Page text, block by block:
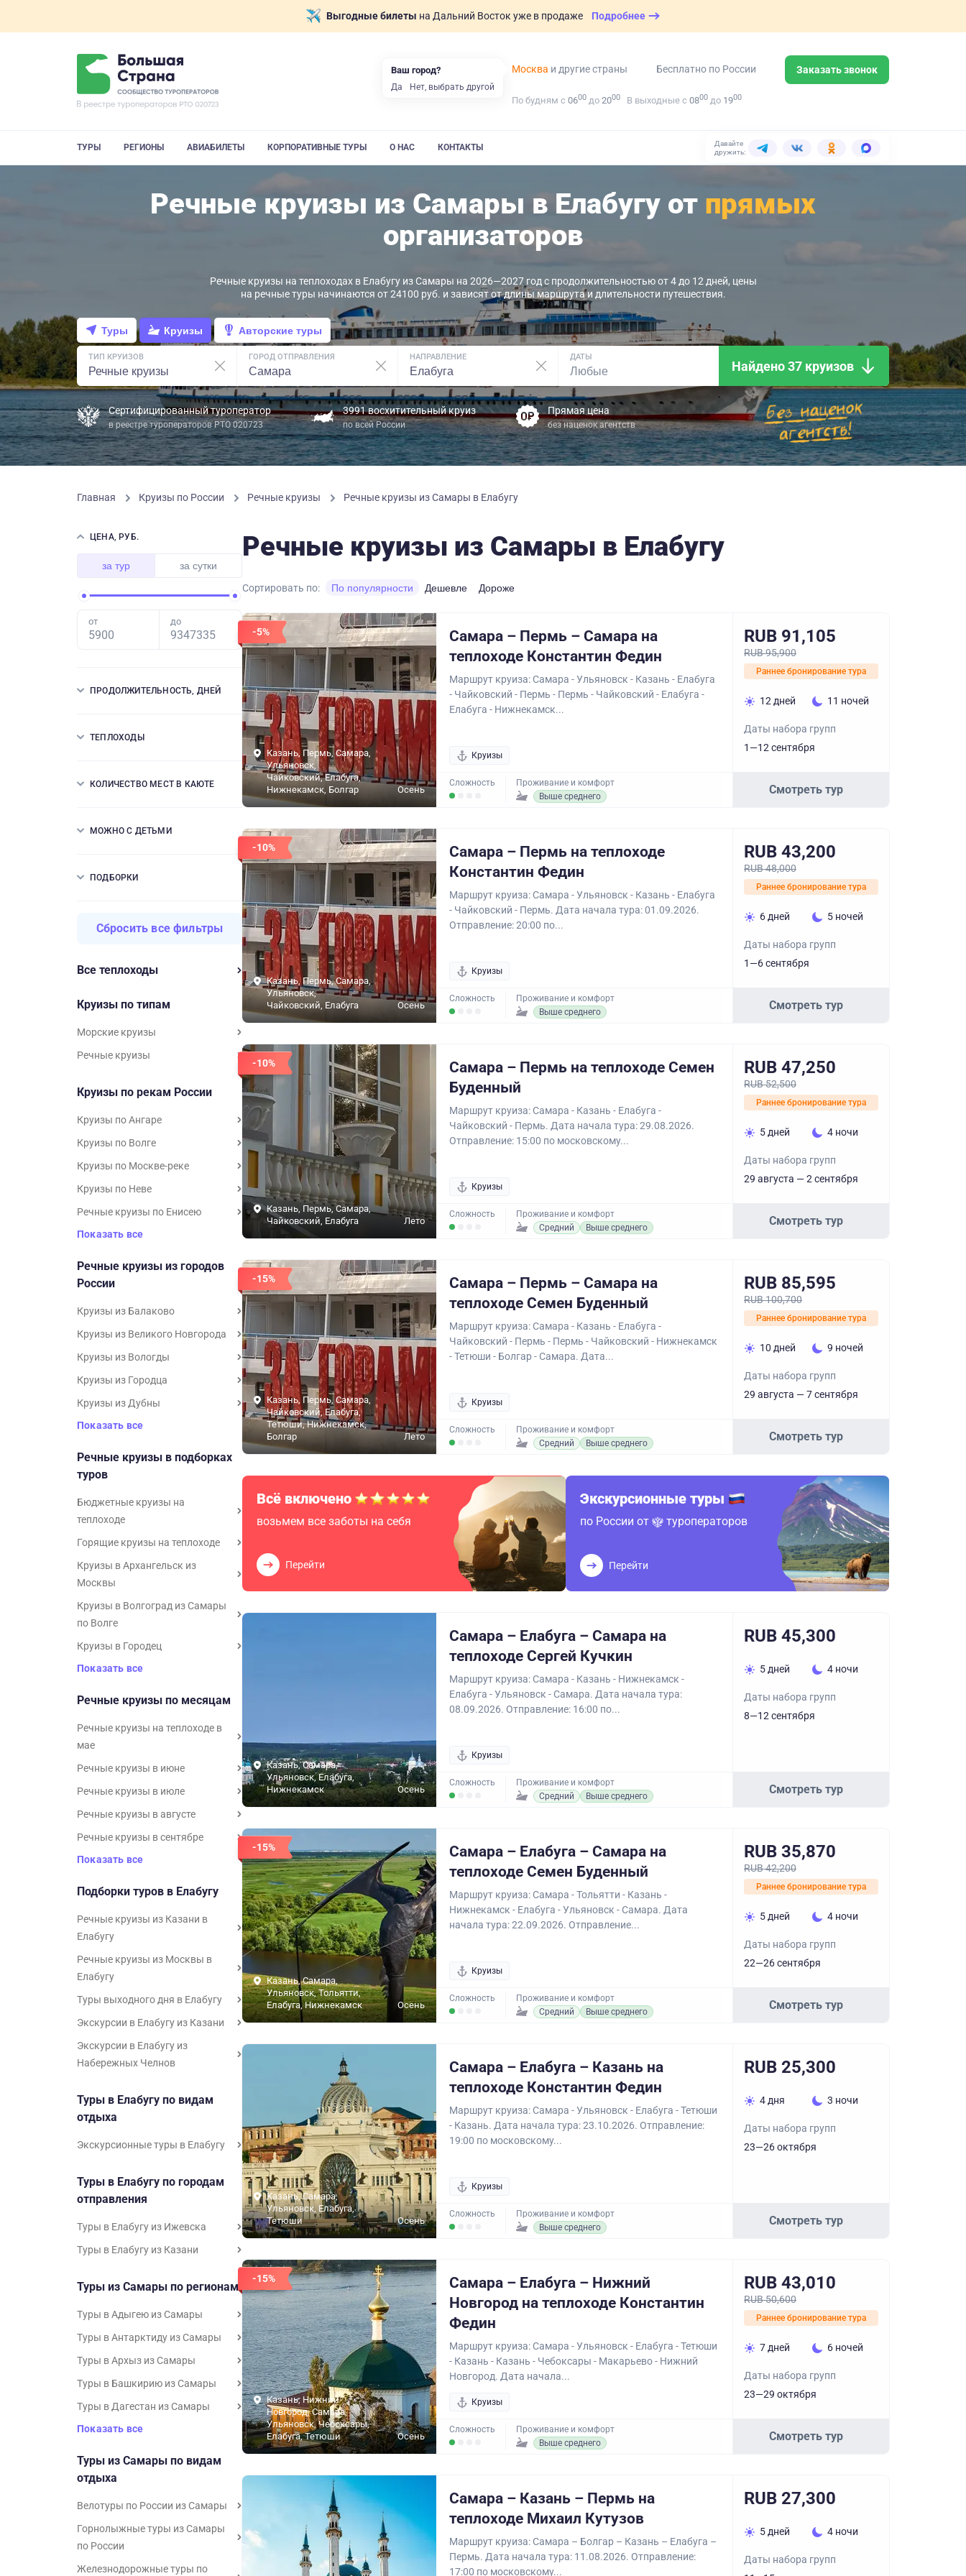
Выгодные билеты на Дальний Восток уже в продаже Подробнее
Москва и другие страны Бесплатно по России Заказать звонок
По будням с 0600 до 2000 В выходные с 0800 до 1900
ТУРЫ РЕГИОНЫ АВИАБИЛЕТЫ КОРПОРАТИВНЫЕ ТУРЫ О НАС КОНТАКТЫ
Давайте
дружить:
Речные круизы из Самары в Елабугу от прямых
организаторов
Речные круизы на теплоходах в Елабугу из Самары на 2026—2027 год с продолжительностью от 4 до 12 дней, цены
на речные туры начинаются от 24100 руб. и зависят от длины маршрута и длительности путешествия.
Туры Круизы Авторские туры
ТИП КРУИЗОВ ГОРОД ОТПРАВЛЕНИЯ НАПРАВЛЕНИЕ ДАТЫ
Найдено 37 круизов
Сертифицированный туроператор
в реестре туроператоров РТО 020723
3991 восхитительный круиз
по всей России
Прямая цена
без наценок агентств
Главная Круизы по России Речные круизы Речные круизы из Самары в Елабугу
ЦЕНА, РУБ.
за тур за сутки
от до
ПРОДОЛЖИТЕЛЬНОСТЬ, ДНЕЙ
ТЕПЛОХОДЫ
КОЛИЧЕСТВО МЕСТ В КАЮТЕ
МОЖНО С ДЕТЬМИ
ПОДБОРКИ
Сбросить все фильтры
Все теплоходы
Круизы по типам
Морские круизы
Речные круизы
Круизы по рекам России
Круизы по Ангаре
Круизы по Волге
Круизы по Москве-реке
Круизы по Неве
Речные круизы по Енисею
Показать все
Речные круизы из городов
России
Круизы из Балаково
Круизы из Великого Новгорода
Круизы из Вологды
Круизы из Городца
Круизы из Дубны
Показать все
Речные круизы в подборках
туров
Бюджетные круизы на
теплоходе
Горящие круизы на теплоходе
Круизы в Архангельск из
Москвы
Круизы в Волгоград из Самары
по Волге
Круизы в Городец
Показать все
Речные круизы по месяцам
Речные круизы на теплоходе в
мае
Речные круизы в июне
Речные круизы в июле
Речные круизы в августе
Речные круизы в сентябре
Показать все
Подборки туров в Елабугу
Речные круизы из Казани в
Елабугу
Речные круизы из Москвы в
Елабугу
Туры выходного дня в Елабугу
Экскурсии в Елабугу из Казани
Экскурсии в Елабугу из
Набережных Челнов
Туры в Елабугу по видам
отдыха
Экскурсионные туры в Елабугу
Туры в Елабугу по городам
отправления
Туры в Елабугу из Ижевска
Туры в Елабугу из Казани
Туры из Самары по регионам
Туры в Адыгею из Самары
Туры в Антарктиду из Самары
Туры в Архыз из Самары
Туры в Башкирию из Самары
Туры в Дагестан из Самары
Показать все
Туры из Самары по видам
отдыха
Велотуры по России из Самары
Горнолыжные туры из Самары
по России
Железнодорожные туры по
Речные круизы из Самары в Елабугу
Сортировать по: По популярности Дешевле Дороже
-5%
Казань, Пермь, Самара,
Ульяновск,
Чайковский, Елабуга,
Нижнекамск, Болгар
Осень
Самара – Пермь – Самара на
теплоходе Константин Федин
Маршрут круиза: Самара - Ульяновск - Казань - Елабуга
- Чайковский - Пермь - Пермь - Чайковский - Елабуга -
Елабуга - Нижнекамск...
Круизы
Сложность
Проживание и комфорт
Выше среднего
RUB 91,105
RUB 95,900
Раннее бронирование тура
12 дней 11 ночей
Даты набора групп
1—12 сентября
Смотреть тур
-10%
Казань, Пермь, Самара,
Ульяновск,
Чайковский, Елабуга
Осень
Самара – Пермь на теплоходе
Константин Федин
Маршрут круиза: Самара - Ульяновск - Казань - Елабуга
- Чайковский - Пермь. Дата начала тура: 01.09.2026.
Отправление: 20:00 по...
Круизы
Сложность
Проживание и комфорт
Выше среднего
RUB 43,200
RUB 48,000
Раннее бронирование тура
6 дней 5 ночей
Даты набора групп
1—6 сентября
Смотреть тур
-10%
Казань, Пермь, Самара,
Чайковский, Елабуга
Лето
Самара – Пермь на теплоходе Семен
Буденный
Маршрут круиза: Самара - Казань - Елабуга -
Чайковский - Пермь. Дата начала тура: 29.08.2026.
Отправление: 15:00 по московскому...
Круизы
Сложность
Проживание и комфорт
Средний
Выше среднего
RUB 47,250
RUB 52,500
Раннее бронирование тура
5 дней 4 ночи
Даты набора групп
29 августа — 2 сентября
Смотреть тур
-15%
Казань, Пермь, Самара,
Чайковский, Елабуга,
Тетюши, Нижнекамск,
Болгар
Лето
Самара – Пермь – Самара на
теплоходе Семен Буденный
Маршрут круиза: Самара - Казань - Елабуга -
Чайковский - Пермь - Пермь - Чайковский - Нижнекамск
- Тетюши - Болгар - Самара. Дата...
Круизы
Сложность
Проживание и комфорт
Средний
Выше среднего
RUB 85,595
RUB 100,700
Раннее бронирование тура
10 дней 9 ночей
Даты набора групп
29 августа — 7 сентября
Смотреть тур
Всё включено
возьмем все заботы на себя
Перейти
Экскурсионные туры
по России от туроператоров
Перейти
Казань, Самара,
Ульяновск, Елабуга,
Нижнекамск
Осень
Самара – Елабуга – Самара на
теплоходе Сергей Кучкин
Маршрут круиза: Самара - Казань - Нижнекамск -
Елабуга - Ульяновск - Самара. Дата начала тура:
08.09.2026. Отправление: 16:00 по...
Круизы
Сложность
Проживание и комфорт
Средний
Выше среднего
RUB 45,300
5 дней 4 ночи
Даты набора групп
8—12 сентября
Смотреть тур
-15%
Казань, Самара,
Ульяновск, Тольятти,
Елабуга, Нижнекамск
Осень
Самара – Елабуга – Самара на
теплоходе Семен Буденный
Маршрут круиза: Самара - Тольятти - Казань -
Нижнекамск - Елабуга - Ульяновск - Самара. Дата
начала тура: 22.09.2026. Отправление...
Круизы
Сложность
Проживание и комфорт
Средний
Выше среднего
RUB 35,870
RUB 42,200
Раннее бронирование тура
5 дней 4 ночи
Даты набора групп
22—26 сентября
Смотреть тур
Казань, Самара,
Ульяновск, Елабуга,
Тетюши
Осень
Самара – Елабуга – Казань на
теплоходе Константин Федин
Маршрут круиза: Самара - Ульяновск - Елабуга - Тетюши
- Казань. Дата начала тура: 23.10.2026. Отправление:
19:00 по московскому...
Круизы
Сложность
Проживание и комфорт
Выше среднего
RUB 25,300
4 дня 3 ночи
Даты набора групп
23—26 октября
Смотреть тур
-15%
Казань, Нижний
Новгород, Самара,
Ульяновск, Чебоксары,
Елабуга, Тетюши
Осень
Самара – Елабуга – Нижний
Новгород на теплоходе Константин
Федин
Маршрут круиза: Самара - Ульяновск - Елабуга - Тетюши
- Казань - Казань - Чебоксары - Макарьево - Нижний
Новгород. Дата начала...
Круизы
Сложность
Проживание и комфорт
Выше среднего
RUB 43,010
RUB 50,600
Раннее бронирование тура
7 дней 6 ночей
Даты набора групп
23—29 октября
Смотреть тур
Самара – Казань – Пермь на
теплоходе Михаил Кутузов
Маршрут круиза: Самара – Болгар – Казань – Елабуга –
Пермь. Дата начала тура: 11.08.2026. Отправление:
17:00 по московскому...
RUB 27,300
5 дней 4 ночи
Даты набора групп
Ваш город?
Да Нет, выбрать другой